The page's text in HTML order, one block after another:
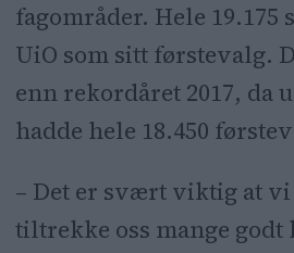
fagområder. Hele 19.175
UiO som sitt førstevalg.
enn rekordåret 2017, da
hadde hele 18.450
– Det er svært viktig at
tiltrekke oss mange